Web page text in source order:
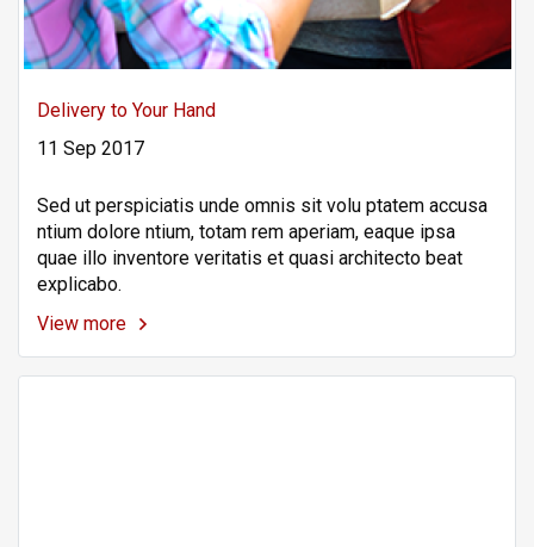
Delivery to Your Hand
11 Sep 2017
Sed ut perspiciatis unde omnis sit volu ptatem accusa
ntium dolore ntium, totam rem aperiam, eaque ipsa
quae illo inventore veritatis et quasi architecto beat
explicabo.
View more